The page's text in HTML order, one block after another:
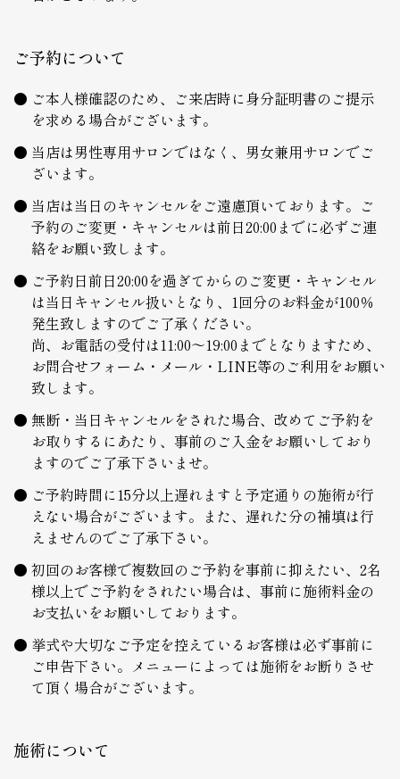
ご予約について
ご本人様確認のため、ご来店時に身分証明書のご提示
を求める場合がございます。
当店は男性専用サロンではなく、男女兼用サロンでご
ざいます。
当店は当日のキャンセルをご遠慮頂いております。ご
予約のご変更・キャンセルは前日20:00までに必ずご連
絡をお願い致します。
ご予約日前日20:00を過ぎてからのご変更・キャンセル
は当日キャンセル扱いとなり、1回分のお料金が100％
発生致しますのでご了承ください。
尚、お電話の受付は11:00～19:00までとなりますため、
お問合せフォーム・メール・LINE等のご利用をお願い
致します。
無断・当日キャンセルをされた場合、改めてご予約を
お取りするにあたり、事前のご入金をお願いしており
ますのでご了承下さいませ。
ご予約時間に15分以上遅れますと予定通りの施術が行
えない場合がございます。また、遅れた分の補填は行
えませんのでご了承下さい。
初回のお客様で複数回のご予約を事前に抑えたい、2名
様以上でご予約をされたい場合は、事前に施術料金の
お支払いをお願いしております。
挙式や大切なご予定を控えているお客様は必ず事前に
ご申告下さい。メニューによっては施術をお断りさせ
て頂く場合がございます。
施術について